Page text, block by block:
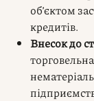
об’єктом
кредитів.
Внесок до